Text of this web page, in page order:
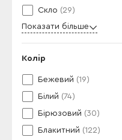
Скло (29)
Показати більше
Колір
Бежевий (19)
Білий (74)
Бірюзовий (30)
Блакитний (122)